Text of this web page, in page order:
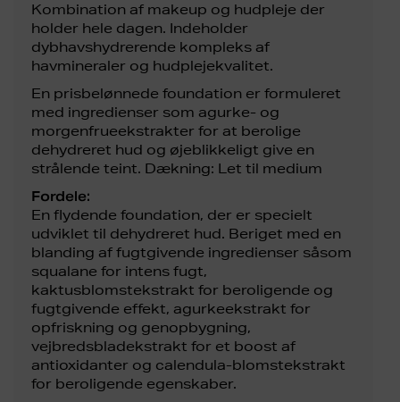
Kombination af makeup og hudpleje der
holder hele dagen. Indeholder
dybhavshydrerende kompleks af
havmineraler og hudplejekvalitet.
En prisbelønnede foundation er formuleret
med ingredienser som agurke- og
morgenfrueekstrakter for at berolige
dehydreret hud og øjeblikkeligt give en
strålende teint. Dækning: Let til medium
Fordele:
En flydende foundation, der er specielt
udviklet til dehydreret hud. Beriget med en
blanding af fugtgivende ingredienser såsom
squalane for intens fugt,
kaktusblomstekstrakt for beroligende og
fugtgivende effekt, agurkeekstrakt for
opfriskning og genopbygning,
vejbredsbladekstrakt for et boost af
antioxidanter og calendula-blomstekstrakt
for beroligende egenskaber.